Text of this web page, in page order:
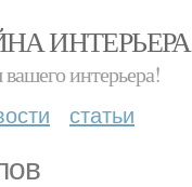
ИНТЕРЬЕРА
интерьера!
статьи